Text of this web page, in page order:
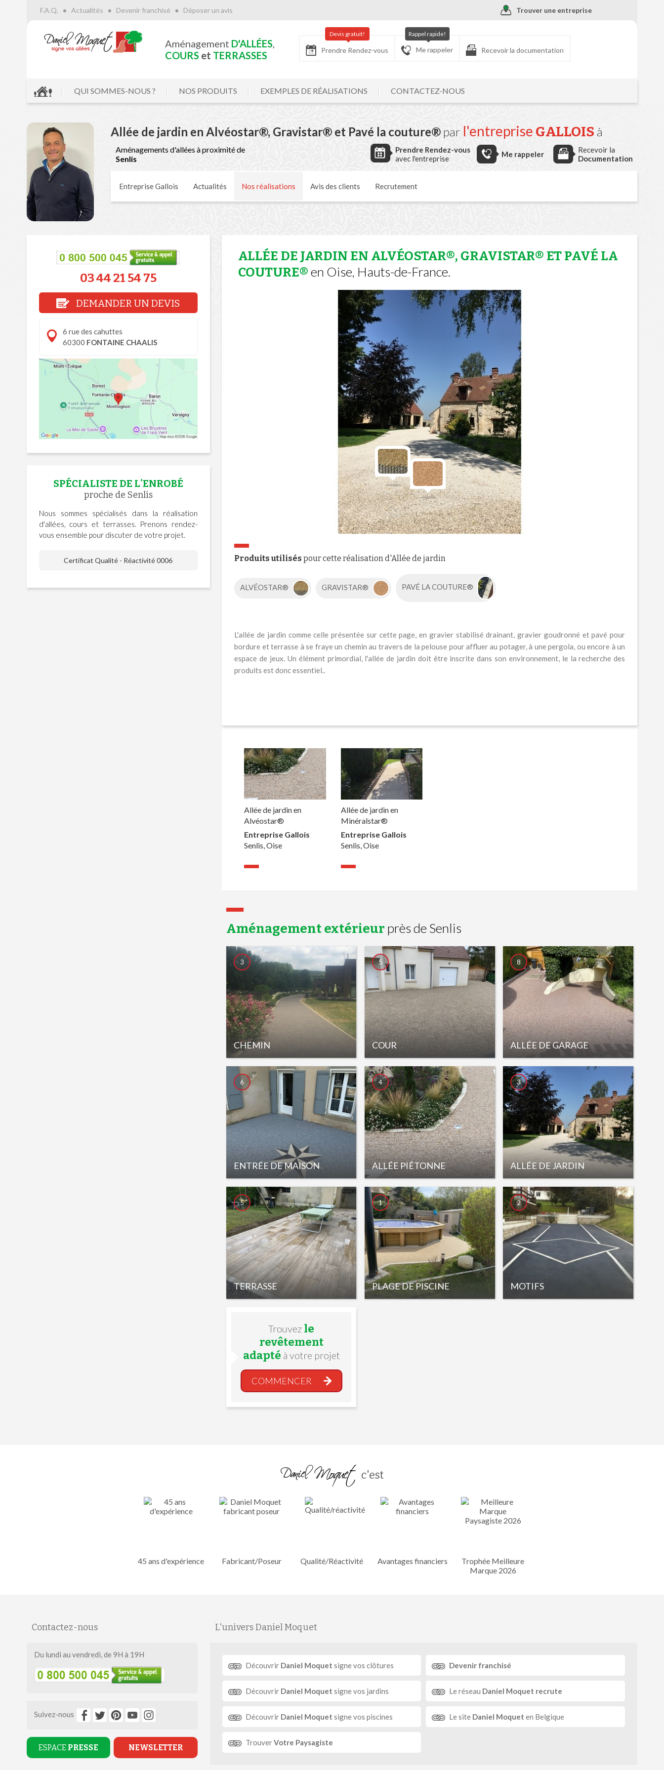
Trouver une entreprise
F.A.Q. Actualités Devenir franchisé Déposer un avis
Aménagement D'ALLÉES,
COURS et TERRASSES Prendre Rendez-vous
Devis gratuit!
Me rappeler
Rappel rapide!
Recevoir la documentation
QUI SOMMES-NOUS ? NOS PRODUITS EXEMPLES DE RÉALISATIONS CONTACTEZ-NOUS
Allée de jardin en Alvéostar®, Gravistar® et Pavé la couture®par l'entreprise GALLOIS à
Aménagements d'allées à proximité de
Senlis
Prendre Rendez-vous
avec l'entreprise
Me rappeler
Recevoir la
Documentation
Entreprise Gallois Actualités Nos réalisations Avis des clients Recrutement
03 44 21 54 75
DEMANDER UN DEVIS
6 rue des cahuttes
60300 FONTAINE CHAALIS
SPÉCIALISTE DE L'ENROBÉ
proche de Senlis
Nous sommes spécialisés dans la réalisation
d'allées, cours et terrasses. Prenons rendez-
vous ensemble pour discuter de votre projet.
Certificat Qualité - Réactivité 0006
ALLÉE DE JARDIN EN ALVÉOSTAR®, GRAVISTAR® ET PAVÉ LA
COUTURE®en Oise, Hauts-de-France.
Produits utilisés pour cette réalisation d'Allée de jardin
ALVÉOSTAR® GRAVISTAR® PAVÉ LA COUTURE®
L'allée de jardin comme celle présentée sur cette page, en gravier stabilisé drainant, gravier goudronné et pavé pour
bordure et terrasse à se fraye un chemin au travers de la pelouse pour affluer au potager, à une pergola, ou encore à un
espace de jeux. Un élément primordial, l'allée de jardin doit être inscrite dans son environnement, le la recherche des
produits est donc essentiel..
Allée de jardin en
Alvéostar®
Entreprise Gallois
Senlis, Oise
Allée de jardin en
Minéralstar®
Entreprise Gallois
Senlis, Oise
Aménagement extérieur près de Senlis
CHEMIN
3
COUR
5
ALLÉE DE GARAGE
8
ENTRÉE DE MAISON
6
ALLÉE PIÉTONNE
4
ALLÉE DE JARDIN
3
TERRASSE
5
PLAGE DE PISCINE
1
MOTIFS
2
Trouvez le
revêtement
adapté à votre projet
COMMENCER
c'est
45 ans d'expérience Fabricant/Poseur Qualité/Réactivité Avantages financiers
Trophée Meilleure
Marque 2026
Contactez-nous
Du lundi au vendredi, de 9H à 19H
Suivez-nous
ESPACE PRESSE NEWSLETTER
L'univers Daniel Moquet
Découvrir Daniel Moquet signe vos clôtures Devenir franchisé
Découvrir Daniel Moquet signe vos jardins Le réseau Daniel Moquet recrute
Découvrir Daniel Moquet signe vos piscines Le site Daniel Moquet en Belgique
TrouverVotre Paysagiste